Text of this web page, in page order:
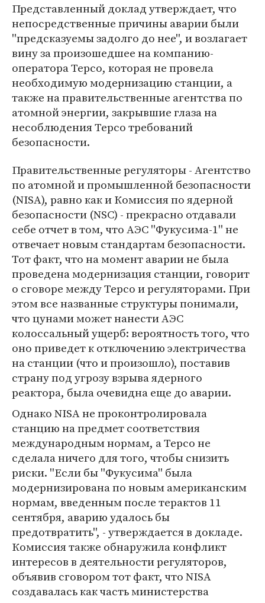
Представленный доклад утверждает, что
непосредственные причины аварии были
''предсказуемы задолго до нее'', и возлагает
вину за произошедшее на компанию-
оператора Терсо, которая не провела
необходимую модернизацию станции, а
также на правительственные агентства по
атомной энергии, закрывшие глаза на
несоблюдения Терсо требований
безопасности.
Правительственные регуляторы - Агентство
по атомной и промышленной безопасности
(NISA), равно как и Комиссия по ядерной
безопасности (NSC) - прекрасно отдавали
себе отчет в том, что АЭС ''Фукусима-1'' не
отвечает новым стандартам безопасности.
Тот факт, что на момент аварии не была
проведена модернизация станции, говорит
о сговоре между Терсо и регуляторами. При
этом все названные структуры понимали,
что цунами может нанести АЭС
колоссальный ущерб: вероятность того, что
оно приведет к отключению электричества
на станции (что и произошло), поставив
страну под угрозу взрыва ядерного
реактора, была очевидна еще до аварии.
Однако NISA не проконтролировала
станцию на предмет соответствия
международным нормам, а Терсо не
сделала ничего для того, чтобы снизить
риски. ''Если бы ''Фукусима'' была
модернизирована по новым американским
нормам, введенным после терактов 11
сентября, аварию удалось бы
предотвратить'', - утверждается в докладе.
Комиссия также обнаружила конфликт
интересов в деятельности регуляторов,
объявив сговором тот факт, что NISA
создавалась как часть министерства